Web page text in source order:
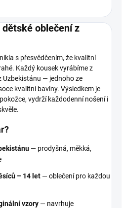
oblečení z
s přesvědčením, že kvalitní
Každý kousek vyrábíme z
Uzbekistánu — jednoho ze
kvalitní bavlny. Výsledkem je
vydrží každodenní nošení i
— prodyšná, měkká,
– 14 let — oblečení pro každou
vzory — navrhuje